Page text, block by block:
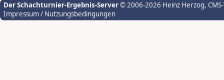
Der Schachturnier-Ergebnis-Server© 2006-2026 Heinz Herzog,
Impressum / Nutzungsbedingungen